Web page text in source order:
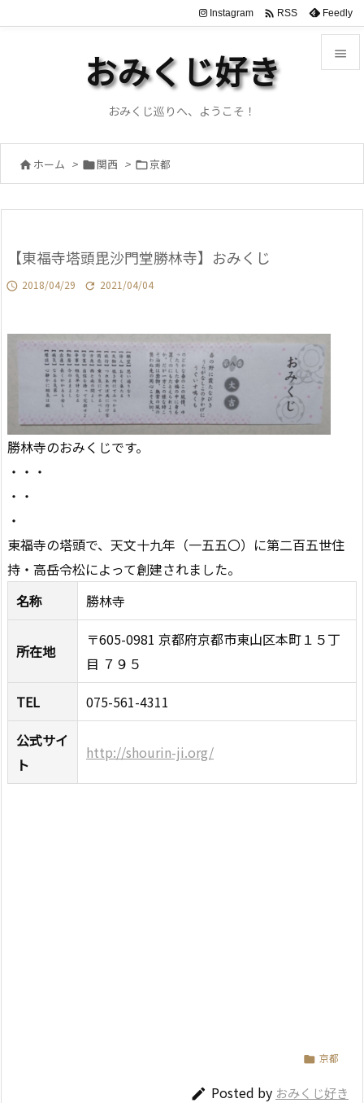

サイド
Instagram  RSS Feedly
おみくじ好き
おみくじ巡りへ、ようこそ！
 ホーム > 関西 > 京都
【東福寺塔頭毘沙門堂勝林寺】おみくじ
 2018/04/29  2021/04/04
勝林寺のおみくじです。
・・・
・・
・
東福寺の塔頭で、天文十九年（一五五〇）に第二百五世住
持・高岳令松によって創建されました。
名称
勝林寺
所在地
〒605-0981 京都府京都市東山区本町１５丁
目 ７９５
TEL
075-561-4311
公式サイ
ト
http://shourin-ji.org/
 京都
 Posted by おみくじ好き